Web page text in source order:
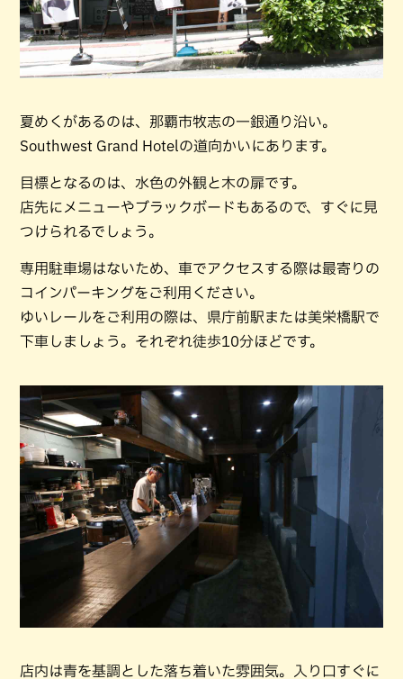
夏めくがあるのは、那覇市牧志の一銀通り沿い。
Southwest Grand Hotelの道向かいにあります。
目標となるのは、水色の外観と木の扉です。
店先にメニューやブラックボードもあるので、すぐに見
つけられるでしょう。
専用駐車場はないため、車でアクセスする際は最寄りの
コインパーキングをご利用ください。
ゆいレールをご利用の際は、県庁前駅または美栄橋駅で
下車しましょう。それぞれ徒歩10分ほどです。
店内は青を基調とした落ち着いた雰囲気。入り口すぐに